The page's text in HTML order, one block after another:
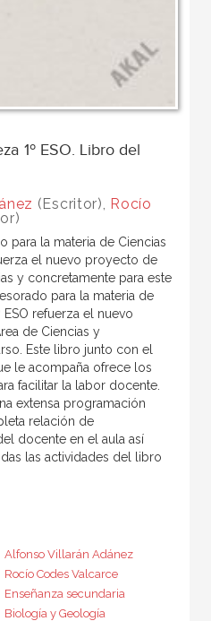
1º ESO. Libro del
(Escritor), Rocío
para la materia de Ciencias
el nuevo proyecto de
y concretamente para este
para la materia de
ESO refuerza el nuevo
de Ciencias y
Este libro junto con el
le acompaña ofrece los
facilitar la labor docente.
extensa programación
relación de
docente en el aula así
las actividades del libro
Alfonso Villarán Adánez
Rocío Codes Valcarce
Enseñanza secundaria
Biología y Geología